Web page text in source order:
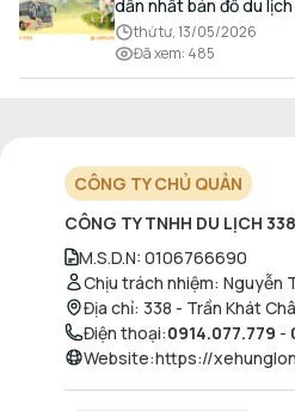
dẫn nhất bản đồ du
thống hang động kỳ vĩ,
nét ẩm thực đậm đà
thứ tư, 13/05/2026
Đã xem: 485
CÔNG TY CHỦ QUẢN
CÔNG TY TNHH DU LỊCH 338
M.S.D.N: 0106766690
Chịu trách nhiệm: Nguyễn
Địa chỉ: 338 - Trần Khát
Điện thoại:0914.077.779 -
Website:https://